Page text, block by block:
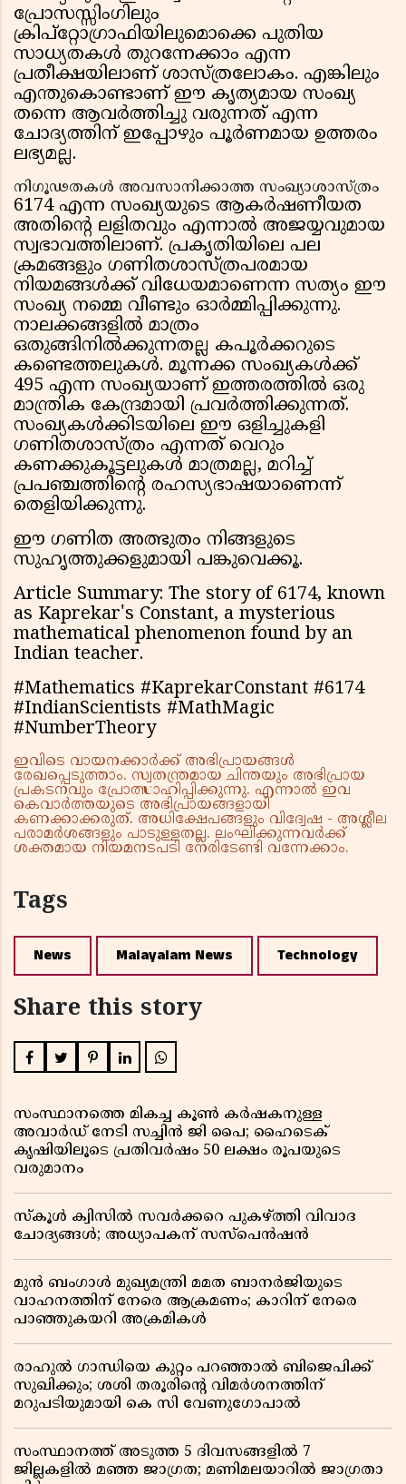
പ്രോസസ്സിംഗിലും
ക്രിപ്റ്റോഗ്രാഫിയിലുമൊക്കെ പുതിയ
സാധ്യതകൾ തുറന്നേക്കാം എന്ന
പ്രതീക്ഷയിലാണ് ശാസ്ത്രലോകം. എങ്കിലും
എന്തുകൊണ്ടാണ് ഈ കൃത്യമായ സംഖ്യ
തന്നെ ആവർത്തിച്ചു വരുന്നത് എന്ന
ചോദ്യത്തിന് ഇപ്പോഴും പൂർണമായ ഉത്തരം
ലഭ്യമല്ല.
നിഗൂഢതകൾ അവസാനിക്കാത്ത സംഖ്യാശാസ്ത്രം
6174 എന്ന സംഖ്യയുടെ ആകർഷണീയത
അതിന്റെ ലളിതവും എന്നാൽ അജയ്യവുമായ
സ്വഭാവത്തിലാണ്. പ്രകൃതിയിലെ പല
ക്രമങ്ങളും ഗണിതശാസ്ത്രപരമായ
നിയമങ്ങൾക്ക് വിധേയമാണെന്ന സത്യം ഈ
സംഖ്യ നമ്മെ വീണ്ടും ഓർമ്മിപ്പിക്കുന്നു.
നാലക്കങ്ങളിൽ മാത്രം
ഒതുങ്ങിനിൽക്കുന്നതല്ല കപൂർക്കറുടെ
കണ്ടെത്തലുകൾ. മൂന്നക്ക സംഖ്യകൾക്ക്
495 എന്ന സംഖ്യയാണ് ഇത്തരത്തിൽ ഒരു
മാന്ത്രിക കേന്ദ്രമായി പ്രവർത്തിക്കുന്നത്.
സംഖ്യകൾക്കിടയിലെ ഈ ഒളിച്ചുകളി
ഗണിതശാസ്ത്രം എന്നത് വെറും
കണക്കുകൂട്ടലുകൾ മാത്രമല്ല, മറിച്ച്
പ്രപഞ്ചത്തിന്റെ രഹസ്യഭാഷയാണെന്ന്
തെളിയിക്കുന്നു.
ഈ ഗണിത അത്ഭുതം നിങ്ങളുടെ
സുഹൃത്തുക്കളുമായി പങ്കുവെക്കൂ.
Article Summary: The story of 6174, known
as Kaprekar's Constant, a mysterious
mathematical phenomenon found by an
Indian teacher.
#Mathematics #KaprekarConstant #6174
#IndianScientists #MathMagic
#NumberTheory
ഇവിടെ വായനക്കാർക്ക് അഭിപ്രായങ്ങൾ
രേഖപ്പെടുത്താം. സ്വതന്ത്രമായ ചിന്തയും അഭിപ്രായ
പ്രകടനവും പ്രോത്സാഹിപ്പിക്കുന്നു. എന്നാൽ ഇവ
കെവാർത്തയുടെ അഭിപ്രായങ്ങളായി
കണക്കാക്കരുത്. അധിക്ഷേപങ്ങളും വിദ്വേഷ - അശ്ലീല
പരാമർശങ്ങളും പാടുള്ളതല്ല. ലംഘിക്കുന്നവർക്ക്
ശക്തമായ നിയമനടപടി നേരിടേണ്ടി വന്നേക്കാം.
Tags
News Malayalam News Technology
Share this story
സംസ്ഥാനത്തെ മികച്ച കൂൺ കർഷകനുള്ള
അവാർഡ് നേടി സച്ചിൻ ജി പൈ; ഹൈടെക്
കൃഷിയിലൂടെ പ്രതിവർഷം 50 ലക്ഷം രൂപയുടെ
വരുമാനം
സ്കൂൾ ക്വിസിൽ സവർക്കറെ പുകഴ്ത്തി വിവാദ
ചോദ്യങ്ങൾ; അധ്യാപകന് സസ്പെൻഷൻ
മുൻ ബംഗാൾ മുഖ്യമന്ത്രി മമത ബാനർജിയുടെ
വാഹനത്തിന് നേരെ ആക്രമണം; കാറിന് നേരെ
പാഞ്ഞുകയറി അക്രമികൾ
രാഹുൽ ഗാന്ധിയെ കുറ്റം പറഞ്ഞാൽ ബിജെപിക്ക്
സുഖിക്കും; ശശി തരൂരിന്റെ വിമർശനത്തിന്
മറുപടിയുമായി കെ സി വേണുഗോപാൽ
സംസ്ഥാനത്ത് അടുത്ത 5 ദിവസങ്ങളിൽ 7
ജില്ലകളിൽ മഞ്ഞ ജാഗ്രത; മണിമലയാറിൽ ജാഗ്രതാ